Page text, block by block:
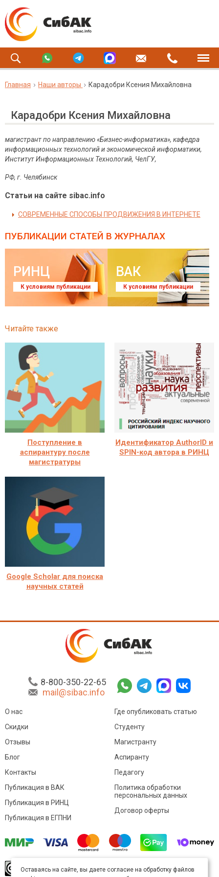
Главная Наши авторы Карадобри Ксения Михайловна
Карадобри Ксения Михайловна
магистрант по направлению «Бизнес-информатика», кафедра
информационных технологий и экономической информатики,
Институт Информационных Технологий, ЧелГУ,
РФ, г. Челябинск
Статьи на сайте sibac.info
СОВРЕМЕННЫЕ СПОСОБЫ ПРОДВИЖЕНИЯ В ИНТЕРНЕТЕ
ПУБЛИКАЦИИ СТАТЕЙ В ЖУРНАЛАХ
РИНЦ
К условиям публикации
ВАК
К условиям публикации
Читайте также
Поступление в
аспирантуру после
магистратуры
Идентификатор AuthorID и
SPIN-код автора в РИНЦ
Google Scholar для поиска
научных статей
8-800-350-22-65
mail@sibac.info
О нас
Скидки
Отзывы
Блог
Контакты
Где опубликовать статью
Студенту
Магистранту
Аспиранту
Педагогу
Публикация в ВАК
Публикация в РИНЦ
Публикация в ЕГПНИ
Политика обработки
персональных данных
Договор оферты
произведение доступно полицензии Creative
Оставаясь на сайте, вы даете согласие на обработку файлов